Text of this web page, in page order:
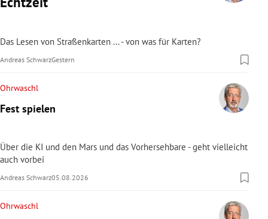
Das Lesen von Straßenkarten ... - von was für Karten?
Andreas SchwarzGestern
Ohrwaschl
Fest spielen
Über die KI und den Mars und das Vorhersehbare - geht vielleicht
auch vorbei
Andreas Schwarz05.08.2026
Ohrwaschl